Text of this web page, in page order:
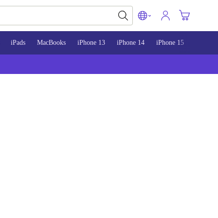
iPads MacBooks iPhone 13 iPhone 14 iPhone 15